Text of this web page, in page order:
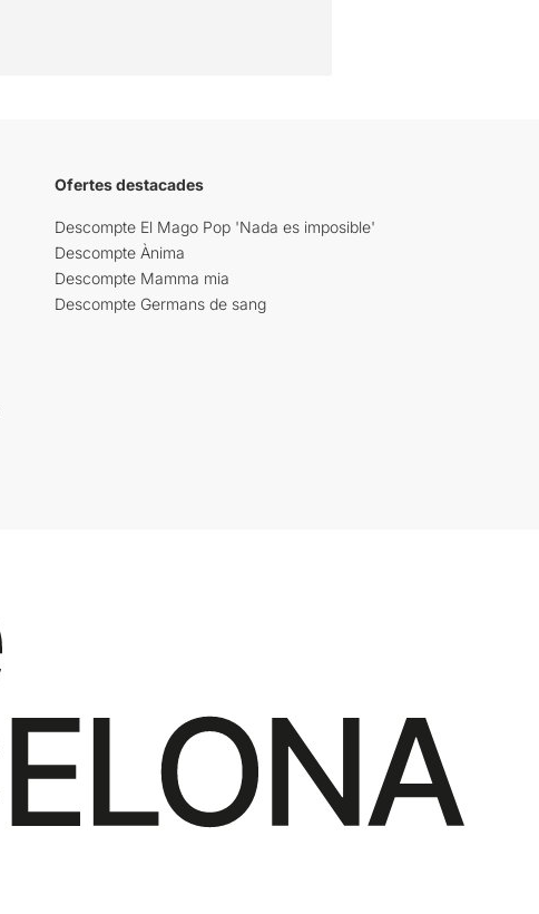
Ofertes destacades
Descompte El Mago Pop 'Nada es imposible'
Descompte Ànima
Descompte Mamma mia
Descompte Germans de sang